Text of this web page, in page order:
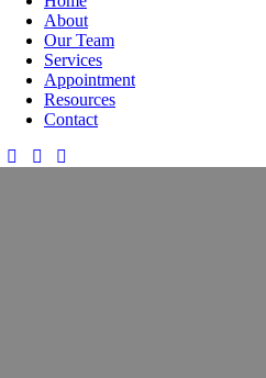
About
Our Team
Services
Appointment
Resources
Contact